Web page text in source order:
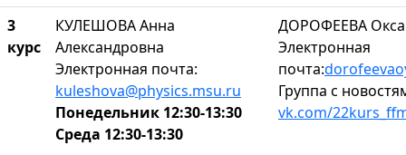
3
курс
КУЛЕШОВА Анна
Александровна
Электронная почта:
kuleshova@physics.msu.ru
Понедельник 12:30-13:30
Среда 12:30-13:30
ДОРОФЕЕВА
Электронная
почта:
Группа с
vk.com/